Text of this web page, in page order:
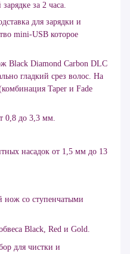
за 2 часа.
для зарядки и
mini-USB которое
Black Diamond Carbon DLC
гладкий срез волос. На
Taper и Fade
0,8 до 3,3 мм.
насадок от 1,5 мм до 13
нож со ступенчатыми
Black, Red и Gold.
для чистки и